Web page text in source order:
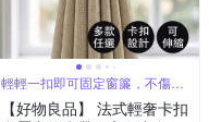
輕輕一扣即可固定窗簾，不傷牆
面
【好物良品】 法式輕奢卡扣